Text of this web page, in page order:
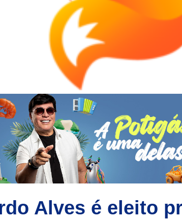
Alves é eleito